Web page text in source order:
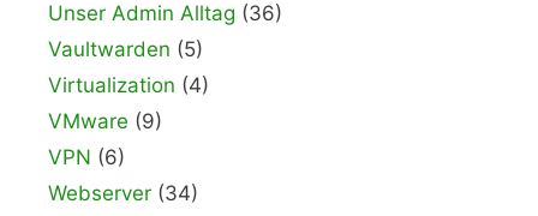
Unser Admin Alltag (36)
Vaultwarden (5)
Virtualization (4)
VMware (9)
VPN (6)
Webserver (34)